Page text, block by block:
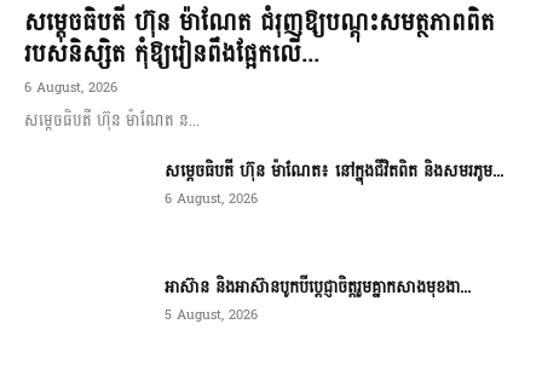
សម្តេចធិបតី ហ៊ុន ម៉ាណែត ជំរុញឱ្យបណ្តុះសមត្ថភាពពិត
របស់និស្សិត កុំឱ្យរៀនពឹងផ្អែកលើ...
6 August, 2026
សម្តេចធិបតី ហ៊ុន ម៉ាណែត ន...
សម្តេចធិបតី ហ៊ុន ម៉ាណែត៖ នៅក្នុងជីវិតពិត និងសមរភូម...
6 August, 2026
អាស៊ាន និងអាស៊ានបូកបីប្តេជ្ញាចិត្តរួមគ្នាកសាងមុខងា...
5 August, 2026